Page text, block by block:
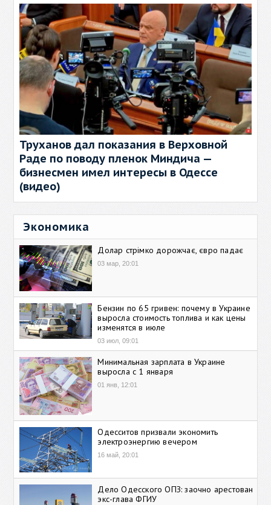
Труханов дал показания в Верховной
Раде по поводу пленок Миндича —
бизнесмен имел интересы в Одессе
(видео)
Экономика
Долар стрімко дорожчає, євро падає
03 мар, 20:01
Бензин по 65 гривен: почему в Украине
выросла стоимость топлива и как цены
изменятся в июле
03 июл, 09:01
Минимальная зарплата в Украине
выросла с 1 января
01 янв, 12:01
Одесситов призвали экономить
электроэнергию вечером
16 май, 20:01
Дело Одесского ОПЗ: заочно арестован
экс-глава ФГИУ